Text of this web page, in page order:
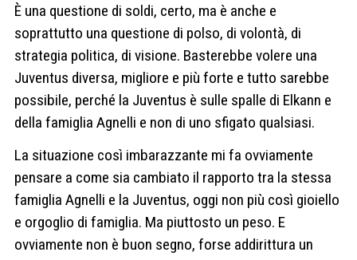
È una questione di soldi, certo, ma è anche e
soprattutto una questione di polso, di volontà, di
strategia politica, di visione. Basterebbe volere una
Juventus diversa, migliore e più forte e tutto sarebbe
possibile, perché la Juventus è sulle spalle di Elkann e
della famiglia Agnelli e non di uno sfigato qualsiasi.
La situazione così imbarazzante mi fa ovviamente
pensare a come sia cambiato il rapporto tra la stessa
famiglia Agnelli e la Juventus, oggi non più così gioiello
e orgoglio di famiglia. Ma piuttosto un peso. E
ovviamente non è buon segno, forse addirittura un